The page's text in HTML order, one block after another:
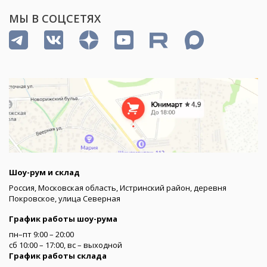
МЫ В СОЦСЕТЯХ
Шоу-рум и склад
Россия, Московская область, Истринский район, деревня
Покровское, улица Северная
График работы шоу-рума
пн–пт 9:00 – 20:00
сб 10:00 – 17:00, вс – выходной
График работы склада